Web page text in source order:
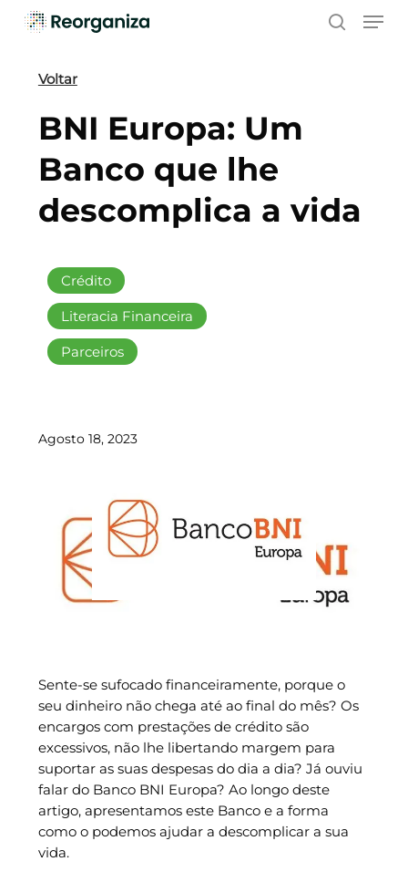
Skip
contentVoltar
Crédito
Literacia Financeira
Parceiros
BNI Europa: Um
Banco que lhe
descomplica a vida
Agosto 18, 2023
Sente-se sufocado financeiramente, porque o
seu dinheiro não chega até ao final do mês? Os
encargos com prestações de crédito são
excessivos, não lhe libertando margem para
suportar as suas despesas do dia a dia? Já ouviu
falar do Banco BNI Europa? Ao longo deste
artigo, apresentamos este Banco e a forma
como o podemos ajudar a descomplicar a sua
vida.